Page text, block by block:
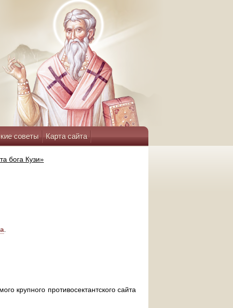
советы Карта сайта
бога Кузи»
крупного противосектантского сайта